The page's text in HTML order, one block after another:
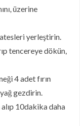
üzerine
yerleştirin.
tencereye dökün,
4 adet fırın
gezdirin.
alıp 10dakika daha